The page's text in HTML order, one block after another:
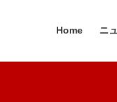
Home ニ